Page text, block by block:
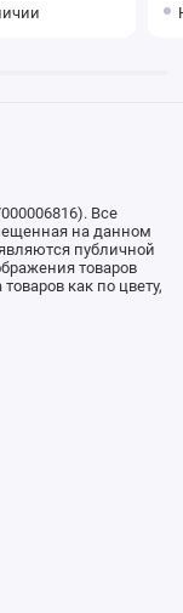
Все
на данном
публичной
товаров
как по цвету,